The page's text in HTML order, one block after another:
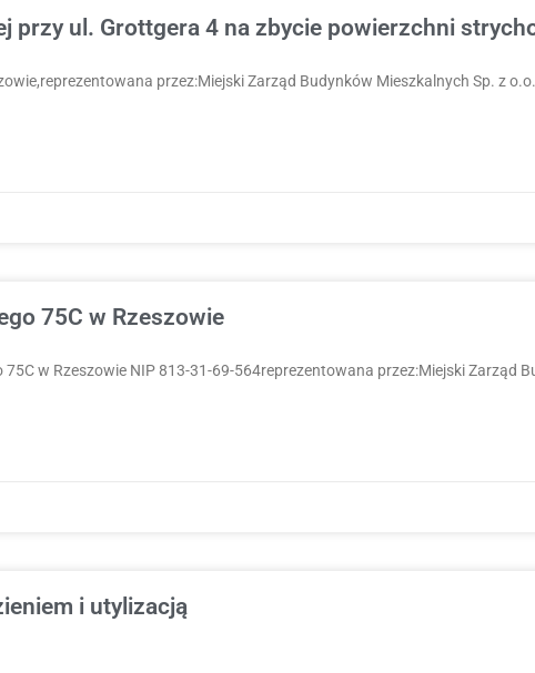
przy ul. Grottgera 4 na zbycie powierzchni
przez:Miejski Zarząd Budynków Mieszkalnych Sp. z
75C w Rzeszowie
w Rzeszowie NIP 813-31-69-564reprezentowana przez:Miejski Zarząd
i utylizacją